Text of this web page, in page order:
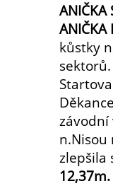
ANIČKA
ANIČKA
kůstky
závodní
n.Nisou
zlepšila
12,37m.